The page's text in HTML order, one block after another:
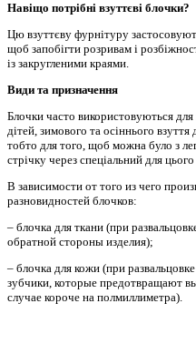
Навіщо потрібні взуттєві блочки?
Цю взуттєву фурнітуру
щоб запобігти розривам і
із закругленими краями.
Види та призначення
Блочки часто використовуються
дітей, зимового та осіннього
тобто для того, щоб можна було з
стрічку через спеціальний для цього
В зависимости от того из чего
разновидностей блочков:
– блочка для ткани (при
обратной стороны изделия);
– блочка для кожи (при
зубчики, которые предотвращают
случае короче на полмиллиметра).